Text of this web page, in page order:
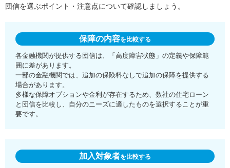
団信を選ぶポイント・注意点について確認しましょう。
保障の内容を比較する
各金融機関が提供する団信は、「高度障害状態」の定義や保障範
囲に差があります。
一部の金融機関では、追加の保険料なしで追加の保障を提供する
場合があります。
多様な保障オプションや金利が存在するため、数社の住宅ローン
と団信を比較し、自分のニーズに適したものを選択することが重
要です。
加入対象者を比較する